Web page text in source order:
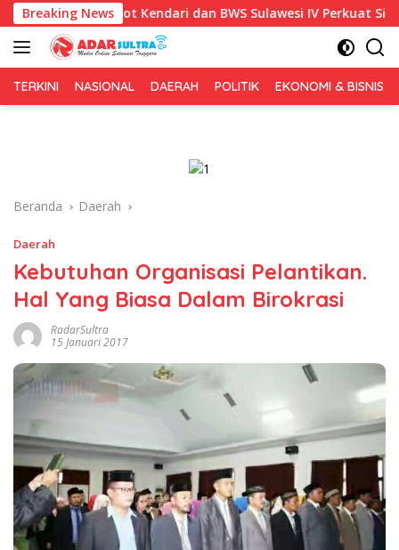
Langsung
ke
konten
Breaking News
Kendari dan BWS Sulawesi IV Perkuat Sinergi Jaga
TERKINI NASIONAL DAERAH POLITIK EKONOMI & BISNIS
Beranda Daerah
Daerah
Kebutuhan Organisasi Pelantikan.
Hal Yang Biasa Dalam Birokrasi
RadarSultra
15 Januari 2017